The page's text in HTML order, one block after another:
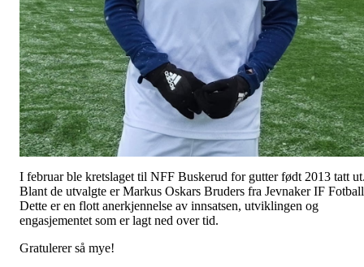
I februar ble kretslaget til NFF Buskerud for gutter født 2013 tatt
Blant de utvalgte er Markus Oskars Bruders fra Jevnaker IF
Dette er en flott anerkjennelse av innsatsen, utviklingen og
engasjementet som er lagt ned over tid.
Gratulerer så mye!